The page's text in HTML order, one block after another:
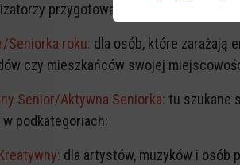
przygotowali trzy główne grupy,
Seniorka roku: dla osób, które zarażają
czy mieszkańców swojej
Senior/Aktywna Seniorka: tu szukane
w podkategoriach:
dla artystów, muzyków i osób